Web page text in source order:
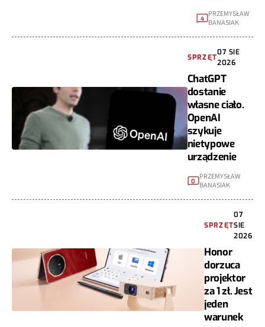
4 PRZEMYSŁAW
BANASIAK
SPRZĘT
07 SIE
2026
ChatGPT
dostanie
własne ciało.
OpenAI
szykuje
nietypowe
urządzenie
0 PRZEMYSŁAW
BANASIAK
SPRZĘT
07
SIE
2026
Honor
dorzuca
projektor
za 1 zł. Jest
jeden
warunek